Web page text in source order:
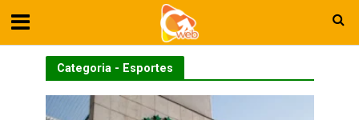
Categoria - Esportes